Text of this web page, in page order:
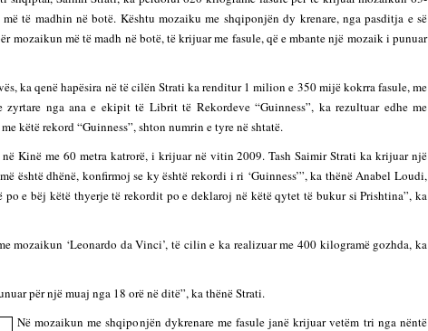
Gazeta Kallarati nr. 115
14/10/2025
– ËNGJËLL HASIMAJ – “KUJTIMET E
MIA PËR KALLARATIN SI MËSUES I
MATEMATIKËS, POR EDHE SI NJË
12/09/2025
më të madhin në botë. Kështu mozaiku me shqiponjën dy krenare, nga pasditja e së
mozaikun më të madh në botë, të krijuar me fasule, që e mbante një mozaik i punuar
ka qenë hapësira në të cilën Strati ka renditur 1 milion e 350 mijë kokrra fasule, me
nga ana e ekipit të Librit të Rekordeve “Guinness”, ka rezultuar edhe me
këtë rekord “Guinness”, shton numrin e tyre në shtatë.
Kinë me 60 metra katrorë, i krijuar në vitin 2009. Tash Saimir Strati ka krijuar një
është dhënë, konfirmoj se ky është rekordi i ri ‘Guinness’”, ka thënë Anabel Loudi,
po e bëj këtë thyerje të rekordit po e deklaroj në këtë qytet të bukur si Prishtina”, ka
mozaikun ‘Leonardo da Vinci’, të cilin e ka realizuar me 400 kilogramë gozhda, ka
për një muaj nga 18 orë në ditë”, ka thënë Strati.
Në mozaikun me shqiponjën dykrenare me fasule janë krijuar vetëm tri nga nëntë